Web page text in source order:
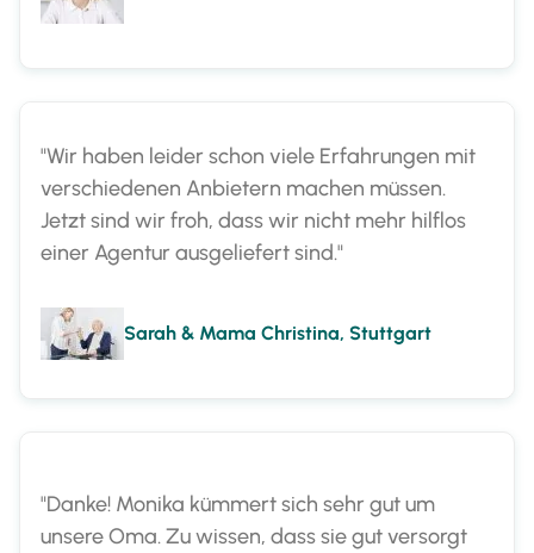
"Wir haben leider schon viele Erfahrungen mit
verschiedenen Anbietern machen müssen.
Jetzt sind wir froh, dass wir nicht mehr hilflos
einer Agentur ausgeliefert sind."
Sarah & Mama Christina, Stuttgart
"Danke! Monika kümmert sich sehr gut um
unsere Oma. Zu wissen, dass sie gut versorgt